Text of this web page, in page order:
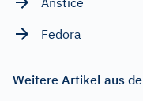
Fedora
Weitere Artikel aus